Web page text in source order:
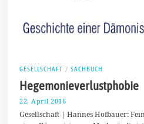
GESELLSCHAFT / SACHBUCH
Hegemonieverlustphobie
22. April 2016
9
.
Gesellschaft | Hannes Hofbauer: